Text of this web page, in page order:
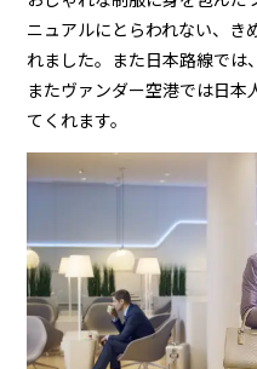
ニュアルにとらわれない、き
れました。また日本路線では
またヴァンダー空港では日本
てくれます。